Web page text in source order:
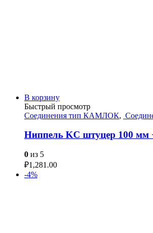
В корзину
Быстрый просмотр
Соединения тип КАМЛОК,
Ниппель KC штуцер 100 мм
0 из 5
₽1,281.00
-4%